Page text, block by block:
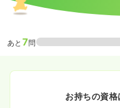
あと 7問
お持ちの資格